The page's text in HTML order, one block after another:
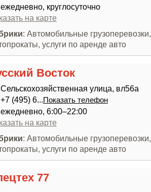
ежедневно, круглосуточно
на карте
: Автомобильные грузоперевозки,
услуги по аренде авто
Восток
Сельскохозяйственная улица, вл56а
+7 (495) 6...Показать телефон
ежедневно, 6:00–22:00
на карте
: Автомобильные грузоперевозки,
услуги по аренде авто
77